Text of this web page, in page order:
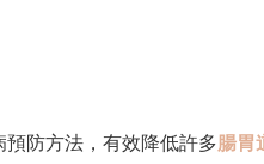
防方法，有效降低許多腸胃